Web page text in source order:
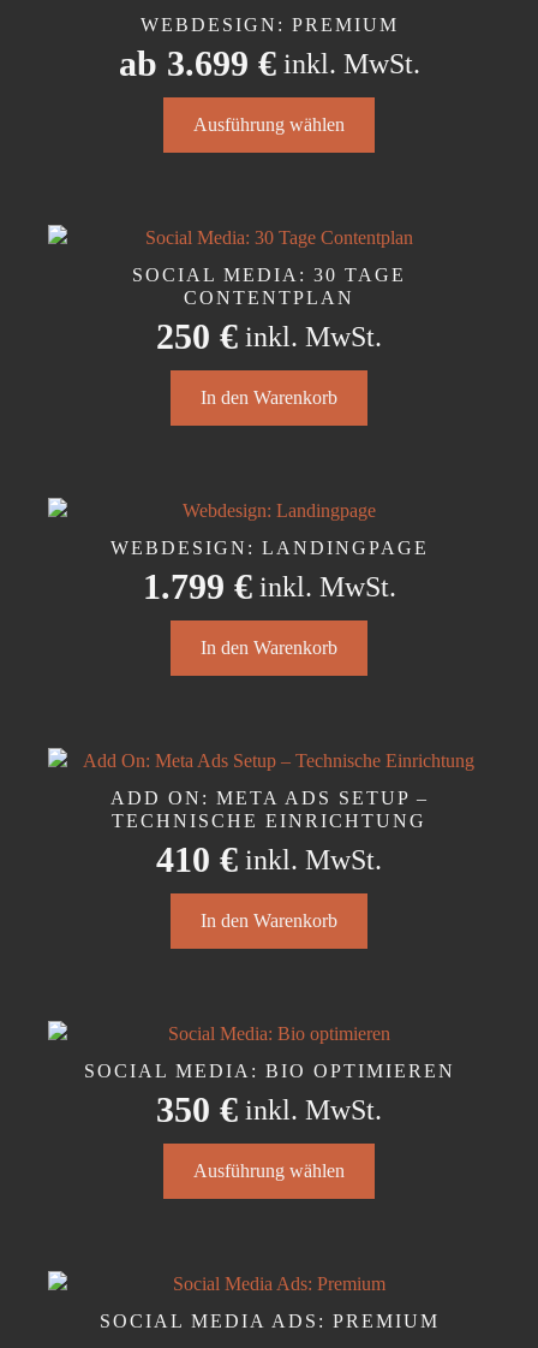
Die
können
auf
Produktseite
WEBDESIGN: PREMIUM
ab 3.699 € inkl. MwSt.
Ausführung wählen
Produkt
auf.
Die
Optionen
können
auf
der
Produktseite
gewählt
SOCIAL MEDIA: 30 TAGE
CONTENTPLAN
250 € inkl. MwSt.
In den Warenkorb
WEBDESIGN: LANDINGPAGE
1.799 € inkl. MwSt.
In den Warenkorb
ADD ON: META ADS SETUP –
TECHNISCHE EINRICHTUNG
410 € inkl. MwSt.
In den Warenkorb
SOCIAL MEDIA: BIO OPTIMIEREN
350 € inkl. MwSt.
Ausführung wählen
Produkt
auf.
Die
SOCIAL MEDIA ADS: PREMIUM